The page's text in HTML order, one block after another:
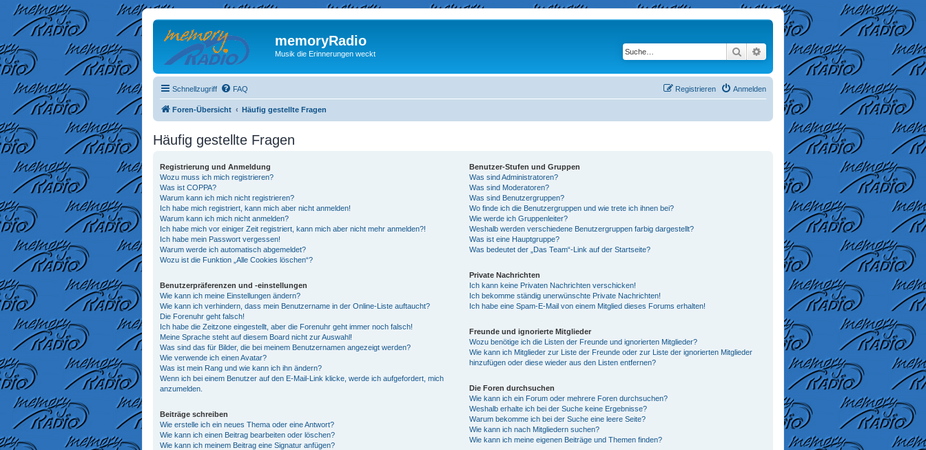
memoryRadio
Musik die Erinnerungen weckt Suche Erweiterte Suche
Schnellzugriff FAQ Anmelden
Registrieren
Foren-Übersicht Häufig gestellte Fragen
Häufig gestellte Fragen
Registrierung und Anmeldung
Wozu muss ich mich registrieren?
Was ist COPPA?
Warum kann ich mich nicht registrieren?
Ich habe mich registriert, kann mich aber nicht anmelden!
Warum kann ich mich nicht anmelden?
Ich habe mich vor einiger Zeit registriert, kann mich aber nicht mehr anmelden?!
Ich habe mein Passwort vergessen!
Warum werde ich automatisch abgemeldet?
Wozu ist die Funktion „Alle Cookies löschen“?
Benutzerpräferenzen und -einstellungen
Wie kann ich meine Einstellungen ändern?
Wie kann ich verhindern, dass mein Benutzername in der Online-Liste auftaucht?
Die Forenuhr geht falsch!
Ich habe die Zeitzone eingestellt, aber die Forenuhr geht immer noch falsch!
Meine Sprache steht auf diesem Board nicht zur Auswahl!
Was sind das für Bilder, die bei meinem Benutzernamen angezeigt werden?
Wie verwende ich einen Avatar?
Was ist mein Rang und wie kann ich ihn ändern?
Wenn ich bei einem Benutzer auf den E-Mail-Link klicke, werde ich aufgefordert, mich
anzumelden.
Beiträge schreiben
Wie erstelle ich ein neues Thema oder eine Antwort?
Wie kann ich einen Beitrag bearbeiten oder löschen?
Wie kann ich meinem Beitrag eine Signatur anfügen?
Benutzer-Stufen und Gruppen
Was sind Administratoren?
Was sind Moderatoren?
Was sind Benutzergruppen?
Wo finde ich die Benutzergruppen und wie trete ich ihnen bei?
Wie werde ich Gruppenleiter?
Weshalb werden verschiedene Benutzergruppen farbig dargestellt?
Was ist eine Hauptgruppe?
Was bedeutet der „Das Team“-Link auf der Startseite?
Private Nachrichten
Ich kann keine Privaten Nachrichten verschicken!
Ich bekomme ständig unerwünschte Private Nachrichten!
Ich habe eine Spam-E-Mail von einem Mitglied dieses Forums erhalten!
Freunde und ignorierte Mitglieder
Wozu benötige ich die Listen der Freunde und ignorierten Mitglieder?
Wie kann ich Mitglieder zur Liste der Freunde oder zur Liste der ignorierten Mitglieder
hinzufügen oder diese wieder aus den Listen entfernen?
Die Foren durchsuchen
Wie kann ich ein Forum oder mehrere Foren durchsuchen?
Weshalb erhalte ich bei der Suche keine Ergebnisse?
Warum bekomme ich bei der Suche eine leere Seite?
Wie kann ich nach Mitgliedern suchen?
Wie kann ich meine eigenen Beiträge und Themen finden?